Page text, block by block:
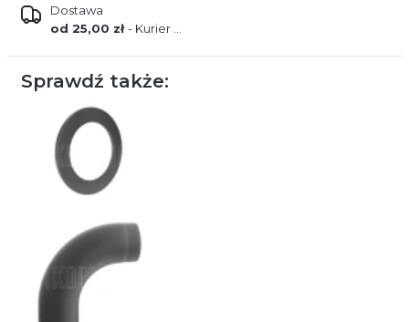
Dostawa
od 25,00 zł- Kurier DPD
Sprawdź także: